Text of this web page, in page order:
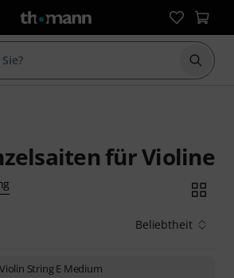
Suche
für Violine
Beliebtheit
Violin String E Medium